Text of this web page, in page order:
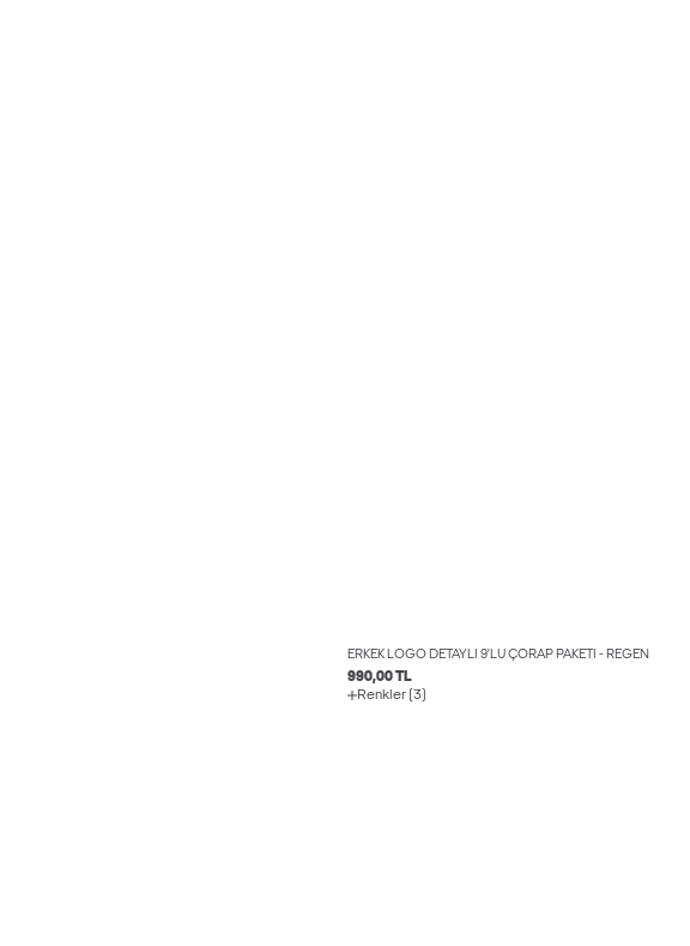
ERKEK LOGO DETAYLI 9'LU ÇORAP PAKETI - REGEN
990,00 TL
Renkler (3)